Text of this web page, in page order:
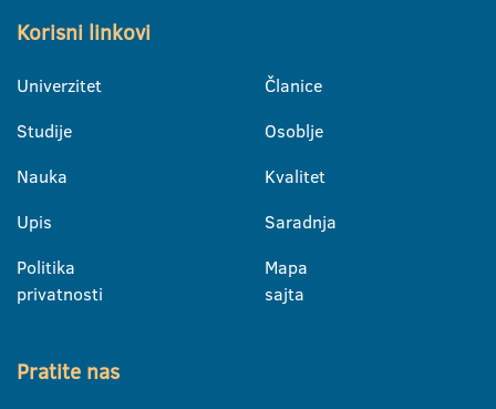
Korisni linkovi
Univerzitet
Studije
Nauka
Upis
Politika
privatnosti
Članice
Osoblje
Kvalitet
Saradnja
Mapa
sajta
Pratite nas